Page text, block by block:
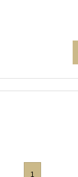
1